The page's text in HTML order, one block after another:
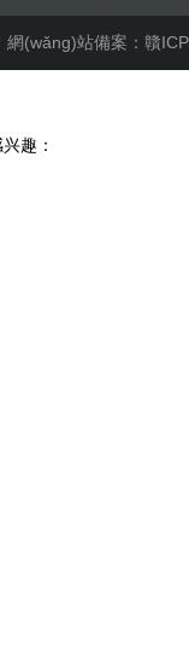
(wǎng)站備案： 贛
趣：